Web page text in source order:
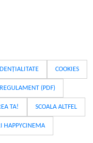
COOKIES
REGULAMENT (PDF)
TA! SCOALA ALTFEL
HAPPYCINEMA